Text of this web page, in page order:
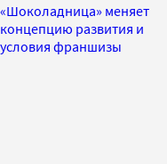
«Шоколадница» меняет
концепцию развития и
условия франшизы